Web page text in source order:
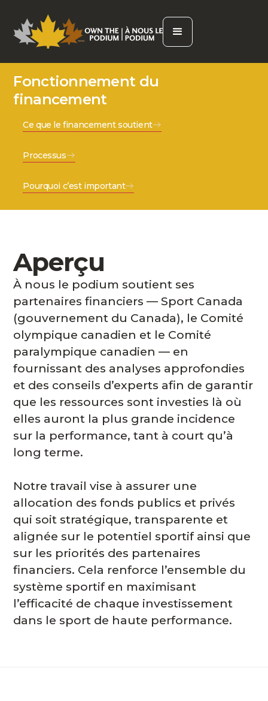
Fonctionnement du
financement
Ce que le financement soutient
Processus
Pourquoi c’est important
Aperçu
À nous le podium soutient ses
partenaires financiers — Sport Canada
(gouvernement du Canada), le Comité
olympique canadien et le Comité
paralympique canadien — en
fournissant des analyses approfondies
et des conseils d’experts afin de garantir
que les ressources sont investies là où
elles auront la plus grande incidence
sur la performance, tant à court qu’à
long terme.
Notre travail vise à assurer une
allocation des fonds publics et privés
qui soit stratégique, transparente et
alignée sur le potentiel sportif ainsi que
sur les priorités des partenaires
financiers. Cela renforce l’ensemble du
système sportif en maximisant
l’efficacité de chaque investissement
dans le sport de haute performance.